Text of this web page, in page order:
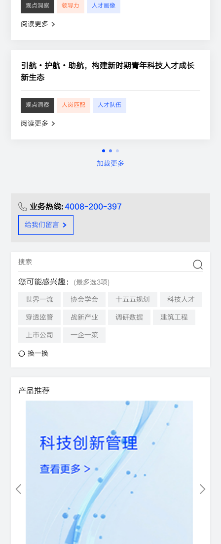
观点洞察 领导力 人才画像
阅读更多
引航・护航・助航，构建新时期青年科技人才成长
新生态
观点洞察 人岗匹配 人才队伍
阅读更多
加载更多
业务热线:4008-200-397
给我们留言
您可能感兴趣： (最多选3项)
世界一流 协会学会 十五五规划 科技人才
穿透监管 战新产业 调研数据 建筑工程
上市公司 一企一策
换一换
产品推荐